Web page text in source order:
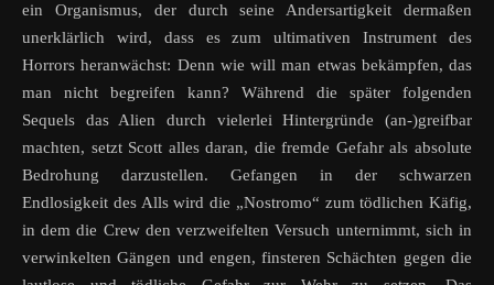
ein Organismus, der durch seine Andersartigkeit dermaßen
unerklärlich wird, dass es zum ultimativen Instrument des
Horrors heranwächst: Denn wie will man etwas bekämpfen, das
man nicht begreifen kann? Während die später folgenden
Sequels das Alien durch vielerlei Hintergründe (an-)greifbar
machten, setzt Scott alles daran, die fremde Gefahr als absolute
Bedrohung darzustellen. Gefangen in der schwarzen
Endlosigkeit des Alls wird die „Nostromo“ zum tödlichen Käfig,
in dem die Crew den verzweifelten Versuch unternimmt, sich in
verwinkelten Gängen und engen, finsteren Schächten gegen die